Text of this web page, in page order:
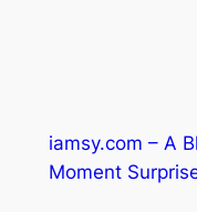
iamsy.com – A
Moment